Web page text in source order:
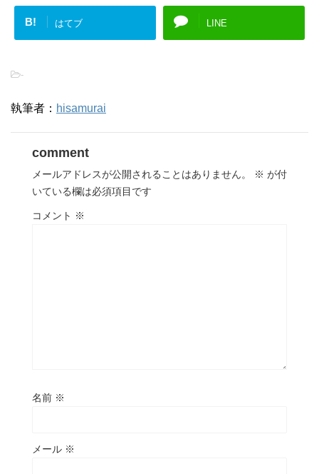
B! はてブ LINE
-
執筆者： hisamurai
comment
メールアドレスが公開されることはありません。 ※ が付
いている欄は必須項目です
コメント ※
名前 ※
メール ※